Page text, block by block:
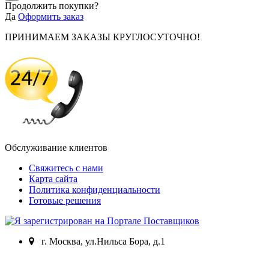
Продолжить покупки?
Да Оформить заказ
ПРИНИМАЕМ ЗАКАЗЫ КРУГЛОСУТОЧНО!
Обслуживание клиентов
Свяжитесь с нами
Карта сайта
Политика конфиденциальности
Готовые решения
г. Москва, ул.Нильса Бора, д.1